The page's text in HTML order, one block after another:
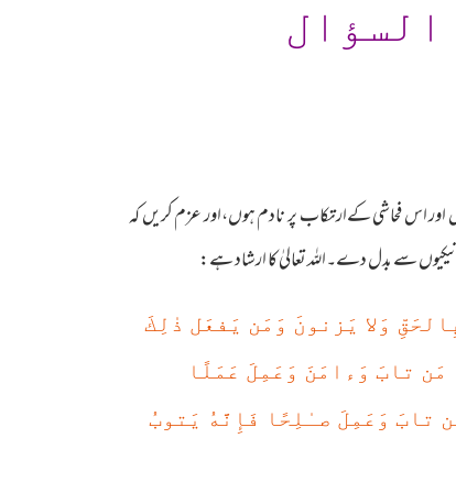
السؤال
اس فحاشی کےارتکاب پر نادم ہوں،اور عزم کریں کہ
سے بدل دے۔اللہ تعالیٰ کا ارشاد ہے:
وَلا يَزنونَ وَمَن يَفعَل ذ‌ٰلِكَ
مَن تابَ وَءامَنَ وَعَمِلَ عَمَلًا
تابَ وَعَمِلَ صـٰلِحًا فَإِنَّهُ يَتوبُ